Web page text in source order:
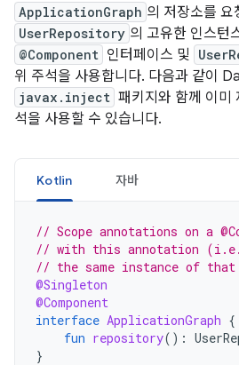
ApplicationGraph 의 저장소를 요
UserRepository 의 고유한 인스턴
@Component 인터페이스 및
위 주석을 사용합니다. 다음과 같이
javax.inject 패키지와 함께 이미
석을 사용할 수 있습니다.
Kotlin 자바
// Scope annotations on a
// with this annotation (i.e.
// the same instance of
@Singleton
@Component
interface ApplicationGraph {
fun repository():
}